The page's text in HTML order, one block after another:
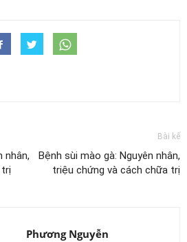
nhân,
Bài kế
Bệnh sùi mào gà: Nguyên nhân,
triệu chứng và cách chữa trị
Phương Nguyễn